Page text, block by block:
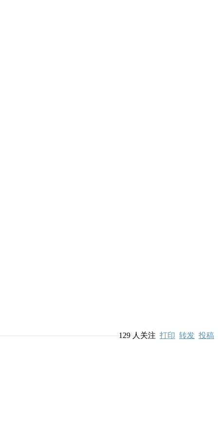
129人关注 打印 转发 投稿